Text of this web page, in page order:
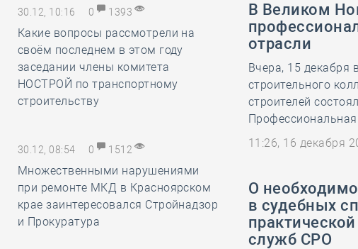
30.12, 10:16 0 1393
Какие вопросы рассмотрели на
своём последнем в этом году
заседании члены комитета
НОСТРОЙ по транспортному
строительству
30.12, 08:54 0 1512
Множественными нарушениями
при ремонте МКД в Красноярском
крае заинтересовался Стройнадзор
и Прокуратура
В Великом
отрасли
Вчера, 15 декабря
строительного
строителей
11:26, 16 декабря
О
в судебных
служб СРО